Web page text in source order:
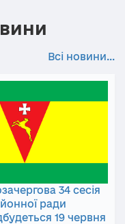
Всі новини...
34 сесія
ради
19 червня